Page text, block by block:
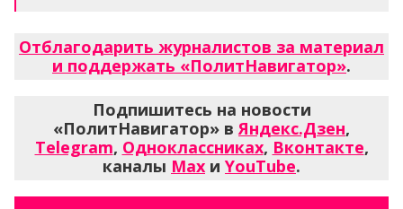
Отблагодарить журналистов за материал
и поддержать «ПолитНавигатор».
Подпишитесь на новости
«ПолитНавигатор» вЯндекс.Дзен,
Telegram, Одноклассниках, Вконтакте,
каналы Max и YouTube.